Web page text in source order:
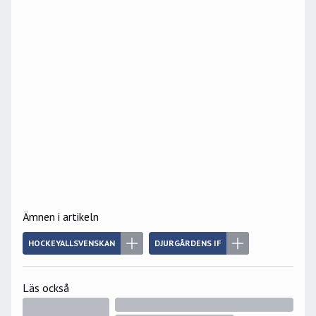
Ämnen i artikeln
HOCKEYALLSVENSKAN DJURGÅRDENS IF
Läs också